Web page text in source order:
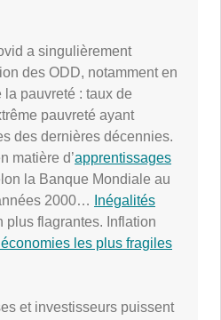
a singulièrement
des ODD, notamment en
la pauvreté : taux de
pauvreté ayant
des dernières décennies.
matière d’apprentissages
la Banque Mondiale au
2000…
Inégalités
plus flagrantes. Inflation
les plus fragiles
et investisseurs puissent